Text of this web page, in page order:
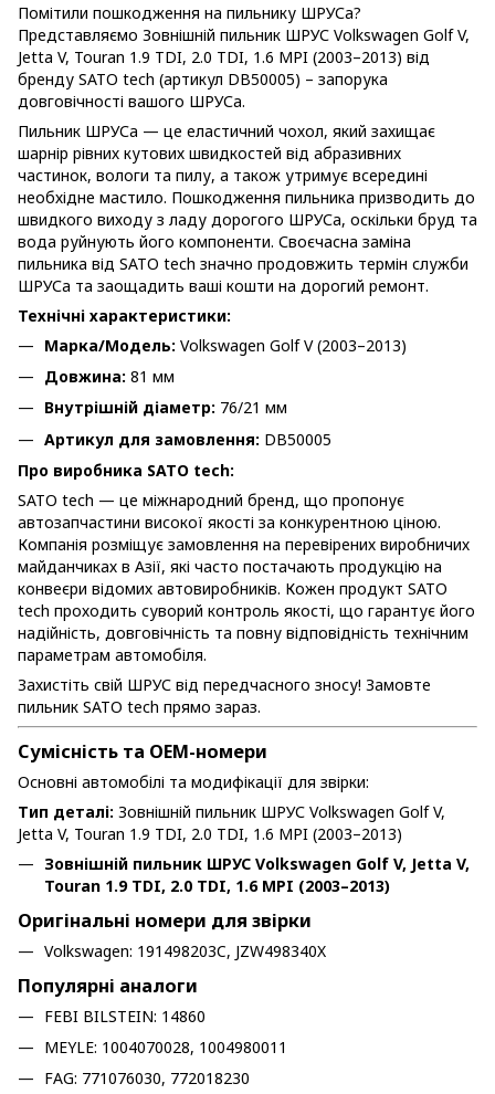
Помітили пошкодження на пильнику ШРУСа?
Представляємо Зовнішній пильник ШРУС Volkswagen Golf V,
Jetta V, Touran 1.9 TDI, 2.0 TDI, 1.6 MPI (2003–2013) від
бренду SATO tech (артикул DB50005) – запорука
довговічності вашого ШРУСа.
Пильник ШРУСа — це еластичний чохол, який захищає
шарнір рівних кутових швидкостей від абразивних
частинок, вологи та пилу, а також утримує всередині
необхідне мастило. Пошкодження пильника призводить до
швидкого виходу з ладу дорогого ШРУСа, оскільки бруд та
вода руйнують його компоненти. Своєчасна заміна
пильника від SATO tech значно продовжить термін служби
ШРУСа та заощадить ваші кошти на дорогий ремонт.
Технічні характеристики:
Марка/Модель: Volkswagen Golf V (2003–2013)
Довжина: 81 мм
Внутрішній діаметр: 76/21 мм
Артикул для замовлення: DB50005
Про виробника SATO tech:
SATO tech — це міжнародний бренд, що пропонує
автозапчастини високої якості за конкурентною ціною.
Компанія розміщує замовлення на перевірених виробничих
майданчиках в Азії, які часто постачають продукцію на
конвеєри відомих автовиробників. Кожен продукт SATO
tech проходить суворий контроль якості, що гарантує його
надійність, довговічність та повну відповідність технічним
параметрам автомобіля.
Захистіть свій ШРУС від передчасного зносу! Замовте
пильник SATO tech прямо зараз.
Сумісність та OEM-номери
Основні автомобілі та модифікації для звірки:
Тип деталі: Зовнішній пильник ШРУС Volkswagen Golf V,
Jetta V, Touran 1.9 TDI, 2.0 TDI, 1.6 MPI (2003–2013)
Зовнішній пильник ШРУС Volkswagen Golf V, Jetta V,
Touran 1.9 TDI, 2.0 TDI, 1.6 MPI (2003–2013)
Оригінальні номери для звірки
Volkswagen: 191498203C, JZW498340X
Популярні аналоги
FEBI BILSTEIN: 14860
MEYLE: 1004070028, 1004980011
FAG: 771076030, 772018230